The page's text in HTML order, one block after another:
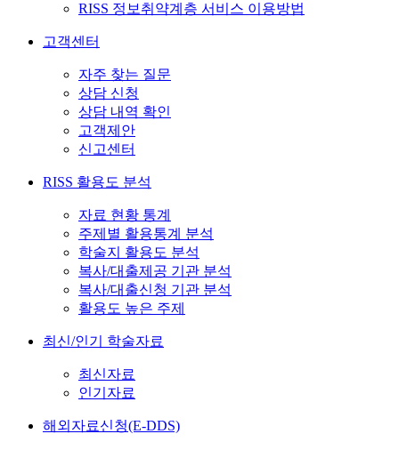
RISS 정보취약계층 서비스 이용방법
고객센터
자주 찾는 질문
상담 신청
상담 내역 확인
고객제안
신고센터
RISS 활용도 분석
자료 현황 통계
주제별 활용통계 분석
학술지 활용도 분석
복사/대출제공 기관 분석
복사/대출신청 기관 분석
활용도 높은 주제
최신/인기 학술자료
최신자료
인기자료
해외자료신청(E-DDS)